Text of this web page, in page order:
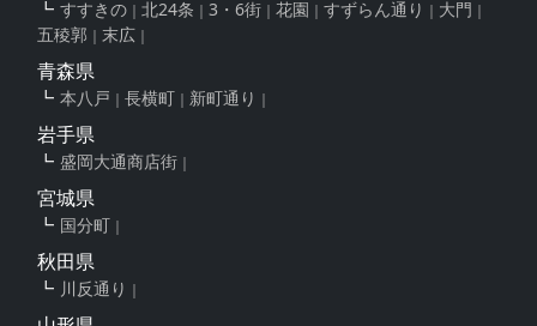
すすきの 北24条 3・6街 花園 すずらん通り
大門
五稜郭
末広
青森県
本八戸 長横町 新町通り
岩手県
盛岡大通商店街
宮城県
国分町
秋田県
川反通り